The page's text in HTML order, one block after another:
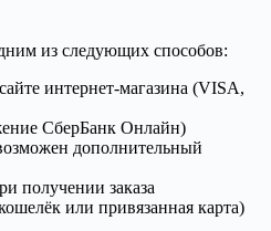
из следующих способов:
интернет-магазина (VISA,
СберБанк Онлайн)
дополнительный
получении заказа
или привязанная карта)